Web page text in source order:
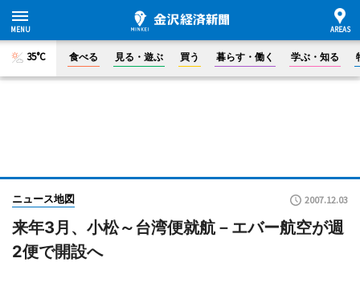
35°C 食べる 見る・遊ぶ 買う 暮らす・働く 学ぶ・知る
ニュース地図 2007.12.03
来年3月、小松～台湾便就航－エバー航空が週
2便で開設へ